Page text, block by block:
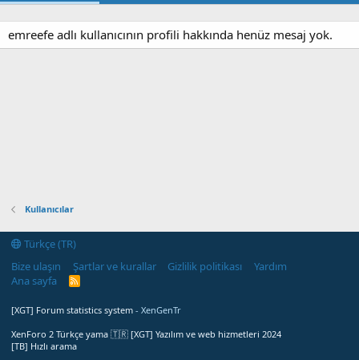
emreefe adlı kullanıcının profili hakkında henüz mesaj yok.
Kullanıcılar
Türkçe (TR)
Bize ulaşın
Şartlar ve kurallar Gizlilik politikası
Yardım
Ana sayfa
R
[XGT] Forum statistics system - XenGenTr
XenForo 2 Türkçe yama 🇹🇷 [XGT] Yazılım ve web hizmetleri 2024
[TB] Hızlı arama